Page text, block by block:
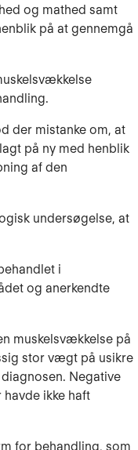
og mathed samt
på at gennemgå
der mistanke om, at
på ny med henblik
af den
undersøgelse, at
i
og anerkendte
muskelsvækkelse på
stor vægt på usikre
Negative
ikke haft
for behandling, som